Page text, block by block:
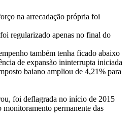
na arrecadação própria foi
regularizado apenas no final do
também tenha ficado abaixo
de expansão ininterrupta iniciada
baiano ampliou de 4,21% para
foi deflagrada no início de 2015
permanente das